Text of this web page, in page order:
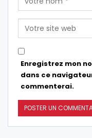
Enregistrez mon
dans ce
commenterai.